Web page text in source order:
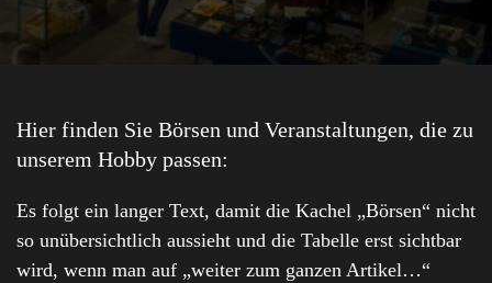
Hier finden Sie Börsen und Veranstaltungen, die zu
unserem Hobby passen:
Es folgt ein langer Text, damit die Kachel „Börsen“ nicht
so unübersichtlich aussieht und die Tabelle erst sichtbar
wird, wenn man auf „weiter zum ganzen Artikel…“